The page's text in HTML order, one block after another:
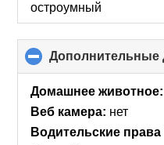
остроумный
Дополнительные
Домашнее животное:
Веб камера: нет
Водительские